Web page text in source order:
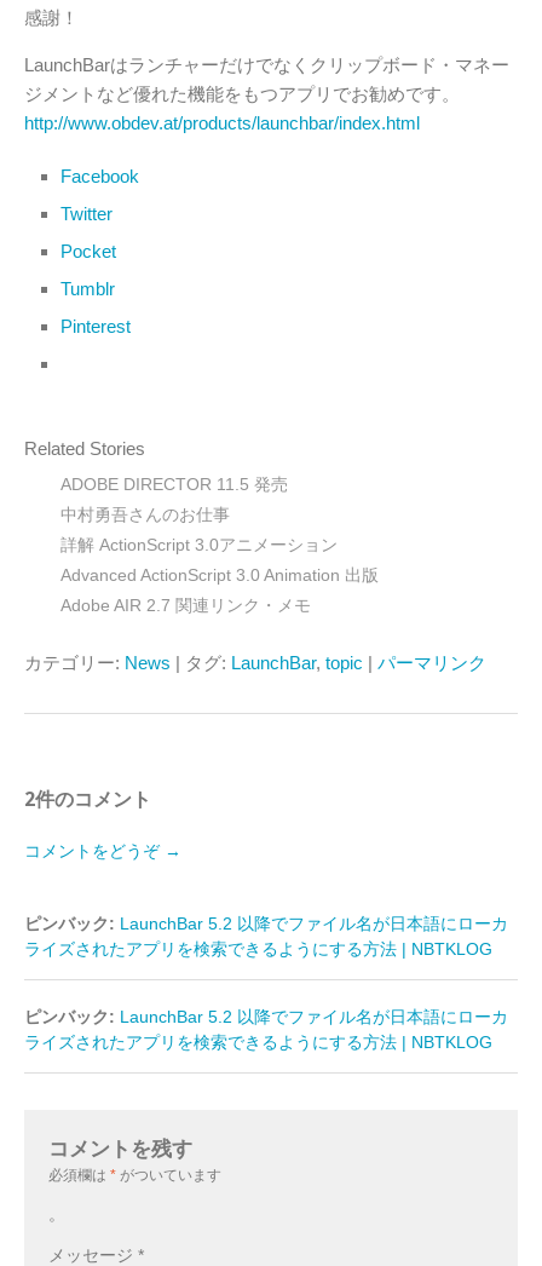
感謝！
LaunchBarはランチャーだけでなくクリップボード・マネー
ジメントなど優れた機能をもつアプリでお勧めです。
http://www.obdev.at/products/launchbar/index.html
Facebook
Twitter
Pocket
Tumblr
Pinterest
Related Stories
ADOBE DIRECTOR 11.5 発売
中村勇吾さんのお仕事
詳解 ActionScript 3.0アニメーション
Advanced ActionScript 3.0 Animation 出版
Adobe AIR 2.7 関連リンク・メモ
カテゴリー: News | タグ: LaunchBar, topic | パーマリンク
2件のコメント
コメントをどうぞ →
ピンバック: LaunchBar 5.2 以降でファイル名が日本語にローカ
ライズされたアプリを検索できるようにする方法 | NBTKLOG
ピンバック:
LaunchBar 5.2 以降でファイル名が日本語にローカ
ライズされたアプリを検索できるようにする方法 | NBTKLOG
コメントを残す
必須欄は * がついています
。
メッセージ *